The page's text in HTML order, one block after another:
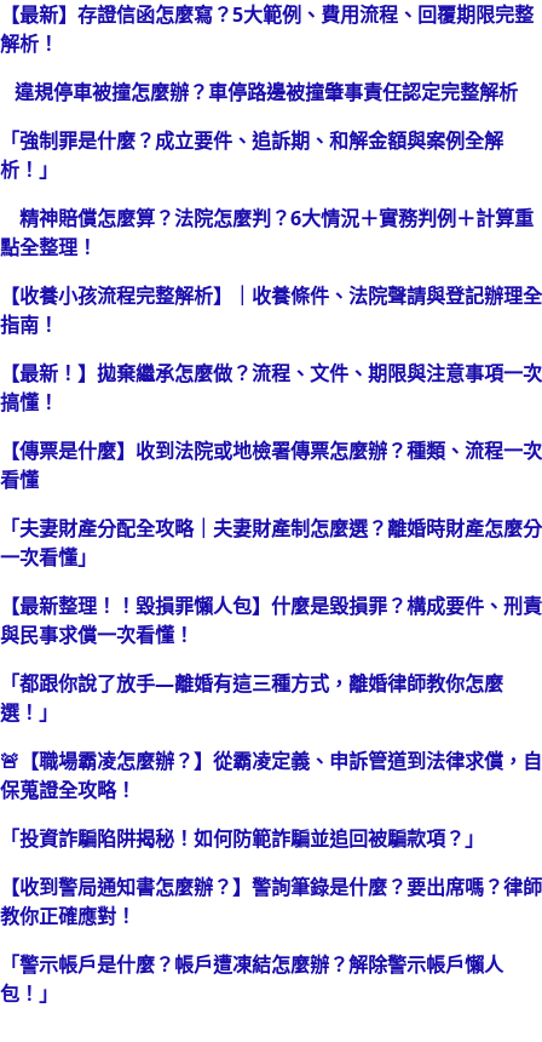
【最新】存證信函怎麼寫？5大範例、費用流程、回覆期限完整
解析！
違規停車被撞怎麼辦？車停路邊被撞肇事責任認定完整解析
「強制罪是什麼？成立要件、追訴期、和解金額與案例全解
析！」
精神賠償怎麼算？法院怎麼判？6大情況＋實務判例＋計算重
點全整理！
【收養小孩流程完整解析】｜收養條件、法院聲請與登記辦理全
指南！
【最新！】拋棄繼承怎麼做？流程、文件、期限與注意事項一次
搞懂！
【傳票是什麼】收到法院或地檢署傳票怎麼辦？種類、流程一次
看懂
「夫妻財產分配全攻略｜夫妻財產制怎麼選？離婚時財產怎麼分
一次看懂」
【最新整理！！毀損罪懶人包】什麼是毀損罪？構成要件、刑責
與民事求償一次看懂！
「都跟你說了放手—離婚有這三種方式，離婚律師教你怎麼
選！」
🚨【職場霸凌怎麼辦？】從霸凌定義、申訴管道到法律求償，自
保蒐證全攻略！
「投資詐騙陷阱揭秘！如何防範詐騙並追回被騙款項？」
【收到警局通知書怎麼辦？】警詢筆錄是什麼？要出席嗎？律師
教你正確應對！
「警示帳戶是什麼？帳戶遭凍結怎麼辦？解除警示帳戶懶人
包！」